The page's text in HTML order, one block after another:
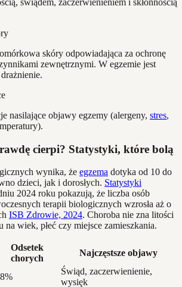
świądem, zaczerwienieniem i skłonnością
skóry odpowiadająca za ochronę
zewnętrznymi. W egzemie jest
nasilające objawy egzemy (alergeny, stres,
cierpi? Statystyki, które bolą
wynika, że egzema dotyka od 10 do
dzieci, jak i dorosłych. Statystyki
2024 roku pokazują, że liczba osób
terapii biologicznych wzrosła aż o
ISB Zdrowie, 2024. Choroba nie zna litości
na wiek, płeć czy miejsce zamieszkania.
Odsetek
chorych
Najczęstsze objawy
Świąd, zaczerwienienie,
wysięk